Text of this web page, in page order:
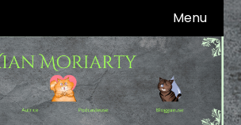
& Streameuse Menu